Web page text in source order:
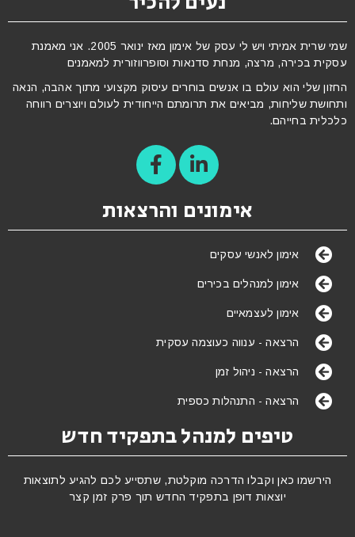
שמי שרית אמיתי ויש לי עסק של אימון מאז ינואר 2005. אני מאמנת
עסקית בכירה, מרצה, מנחת סדנאות וסופרווזורית למאמנים
החזון שלי הוא עולם בו אנשים בוחרים עיסוק מקצועי מתוך אהבה, הנאה
ותחושת שליחות, מביאים את תרומתם הייחודית לעולם ויוצרים רווחה
כלכלית בחייהם.
אימונים והרצאות
אימון לאנשי עסקים
אימון למנהלים בכירים
אימון לעצמאיים
הרצאה - ענווה כעוצמה עסקית
הרצאה - ניהול זמן
הרצאה - התנהלות כספית
טיפים למנהל בתפקיד חדש
הירשמו כאן וקבלו הדרכה מוקלטת, שתסייע לכם להגיע לתוצאות
יוצאות דופן בתפקיד החדש תוך פרק זמן קצר